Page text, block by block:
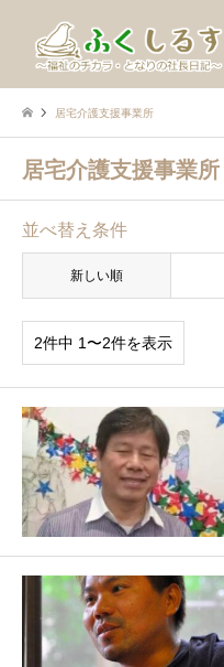
居宅介護支援事業所
居宅介護支援事業所
並べ替え条件
新しい順
2件中 1〜2件を表示